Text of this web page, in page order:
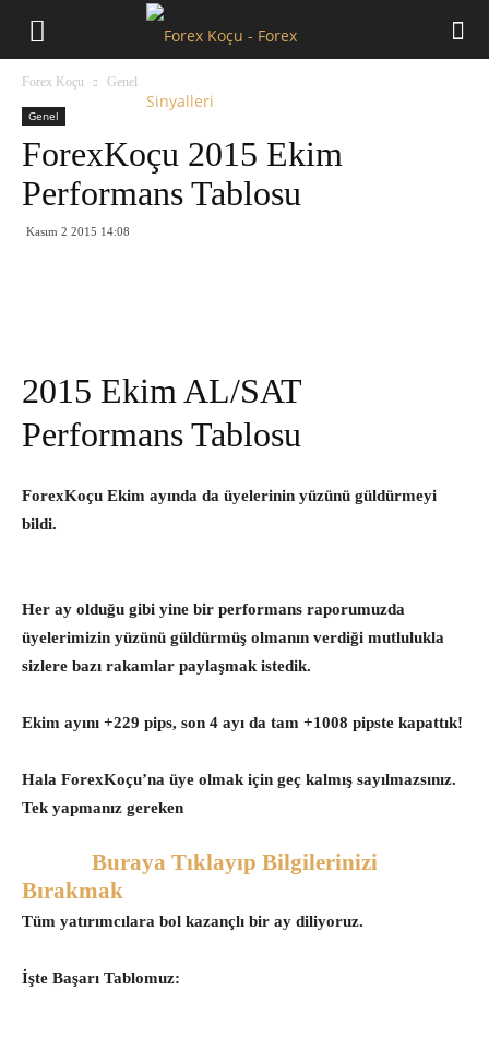
Forex Koçu Genel
Genel
ForexKoçu 2015 Ekim
Performans Tablosu
Kasım 2 2015 14:08
2015 Ekim AL/SAT
Performans Tablosu
ForexKoçu Ekim ayında da üyelerinin yüzünü güldürmeyi
bildi.
Her ay olduğu gibi yine bir performans raporumuzda
üyelerimizin yüzünü güldürmüş olmanın verdiği mutlulukla
sizlere bazı rakamlar paylaşmak istedik.
Ekim ayını +229 pips, son 4 ayı da tam +1008 pipste kapattık!
Hala ForexKoçu’na üye olmak için geç kalmış sayılmazsınız.
Tek yapmanız gereken
Buraya Tıklayıp Bilgilerinizi
Bırakmak
Tüm yatırımcılara bol kazançlı bir ay diliyoruz.
İşte Başarı Tablomuz: